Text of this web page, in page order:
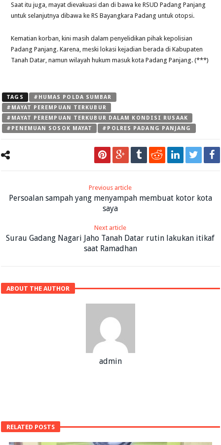
Saat itu juga, mayat dievakuasi dan di bawa ke RSUD Padang Panjang
untuk selanjutnya dibawa ke RS Bayangkara Padang untuk otopsi.
Kematian korban, kini masih dalam penyelidikan pihak kepolisian
Padang Panjang. Karena, meski lokasi kejadian berada di Kabupaten
Tanah Datar, namun wilayah hukum masuk kota Padang Panjang. (***)
TAGS
#HUMAS POLDA SUMBAR
#MAYAT PEREMPUAN TERKUBUR
#MAYAT PEREMPUAN TERKUBUR DALAM KONDISI RUSAAK
#PENEMUAN SOSOK MAYAT
#POLRES PADANG PANJANG
Previous article
Persoalan sampah yang menyampah membuat kotor kota
saya
Next article
Surau Gadang Nagari Jaho Tanah Datar rutin lakukan itikaf
saat Ramadhan
ABOUT THE AUTHOR
admin
RELATED POSTS